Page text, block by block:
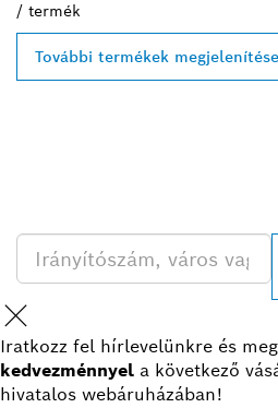
/ termék
További termékek megjelenítése
Iratkozz fel hírlevelünkre és
kedvezménnyel a következő
hivatalos webáruházában!